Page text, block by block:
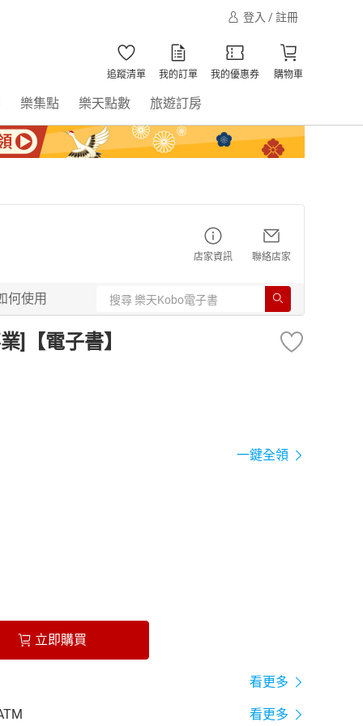
登入 / 註冊
追蹤清單 我的訂單 我的優惠券 購物車
樂集點 樂天點數 旅遊訂房
店家資訊 聯絡店家
何使用
]【電子書】
一鍵全領
立即購買
看更多
看更多